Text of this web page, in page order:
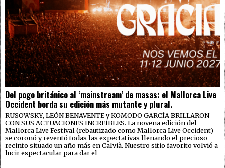
Del pogo británico al ‘mainstream’ de masas: el Mallorca Live
Occident borda su edición más mutante y plural.
RUSOWSKY, LEÓN BENAVENTE y KOMODO GARCÍA BRILLARON
CON SUS ACTUACIONES INCREÍBLES. La novena edición del
Mallorca Live Festival (rebautizado como Mallorca Live Occident)
se coronó y reventó todas las expectativas llenando el precioso
recinto situado un año más en Calvià. Nuestro sitio favorito volvió a
lucir espectacular para dar el